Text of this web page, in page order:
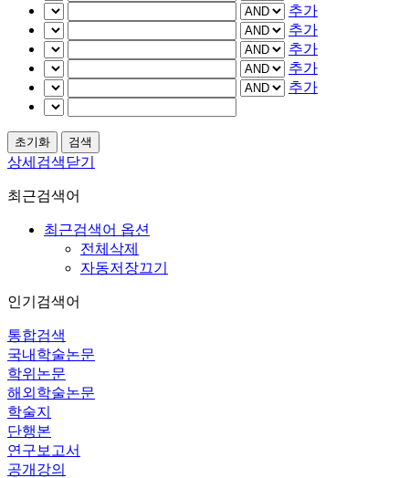
추가
추가
추가
추가
추가
상세검색닫기
최근검색어
최근검색어 옵션
전체삭제
자동저장끄기
인기검색어
통합검색
국내학술논문
학위논문
해외학술논문
학술지
단행본
연구보고서
공개강의